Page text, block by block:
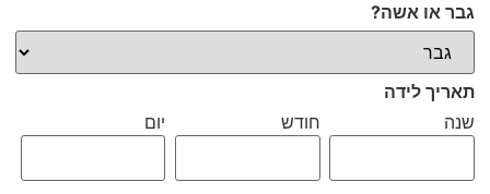
גבר או אשה?
תאריך לידה
שנה
חודש יום